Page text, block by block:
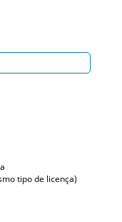
tipo de licença)